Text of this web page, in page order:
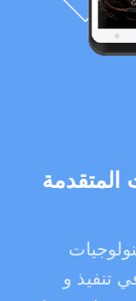
المتقدمة
تنفيذ و